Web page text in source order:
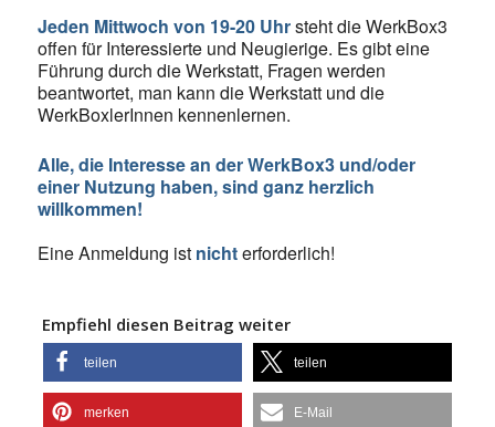
Jeden Mittwoch von 19-20 Uhrsteht die WerkBox3
offen für Interessierte und Neugierige. Es gibt eine
Führung durch die Werkstatt, Fragen werden
beantwortet, man kann die Werkstatt und die
WerkBoxlerInnen kennenlernen.
Alle, die Interesse an der WerkBox3 und/oder
einer Nutzung haben, sind ganz herzlich
willkommen!
Eine Anmeldung ist nichterforderlich!
Empfiehl diesen Beitrag weiter
teilen teilen
merken E-Mail